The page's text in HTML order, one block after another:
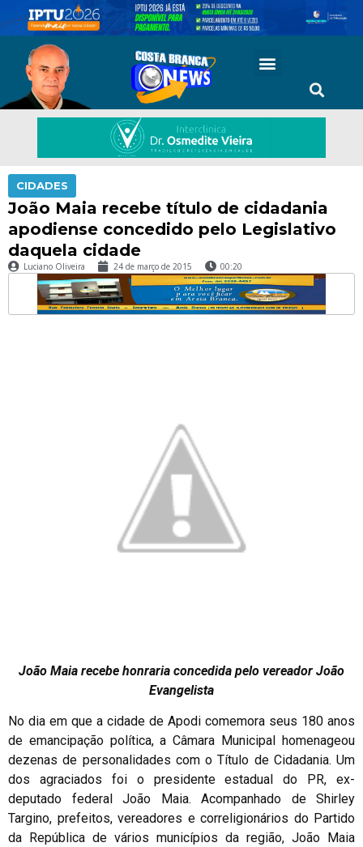
CIDADES
João Maia recebe título de cidadania
apodiense concedido pelo Legislativo
daquela cidade
Luciano Oliveira 24 de março de 2015 00:20
João Maia recebe honraria concedida pelo vereador João
Evangelista
No dia em que a cidade de Apodi comemora seus 180 anos
de emancipação política, a Câmara Municipal homenageou
dezenas de personalidades com o Título de Cidadania. Um
dos agraciados foi o presidente estadual do PR, ex-
deputado federal João Maia. Acompanhado de Shirley
Targino, prefeitos, vereadores e correligionários do Partido
da República de vários municípios da região, João Maia